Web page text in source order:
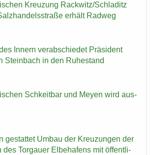
Kreu­zung Rack­witz/Schla­ditz
er­hält Rad­weg
In­nern ver­ab­schie­det Prä­si­dent
Stein­bach in den Ru­he­stand
Schkeit­bar und Meyen wird aus­
ge­stat­tet Umbau der Kreu­zun­gen der
des Tor­gau­er El­be­ha­fens mit öf­fent­li­